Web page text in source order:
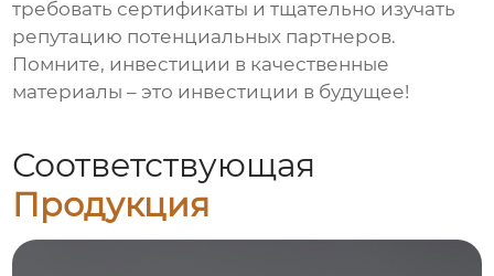
требовать сертификаты и тщательно изучать
репутацию потенциальных партнеров.
Помните, инвестиции в качественные
материалы – это инвестиции в будущее!
Соответствующая
Продукция